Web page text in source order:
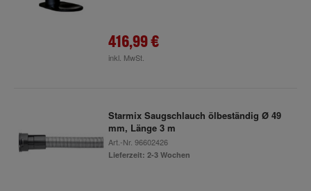
416,99 €
inkl. MwSt.
Starmix Saugschlauch ölbeständig Ø 49
mm, Länge 3 m
Art.-Nr. 96602426
Lieferzeit: 2-3 Wochen